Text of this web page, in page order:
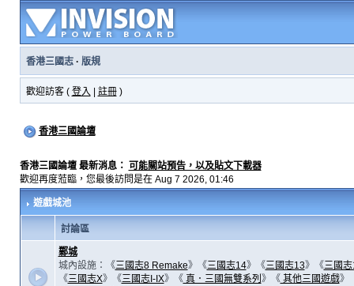
香港三國志· 版規
歡迎訪客 ( 登入 註冊)
香港三國論壇
香港三國論壇 最新消息： 可能關站預告，以及貼文下載器
歡迎再度蒞臨，您最後訪問是在 Aug 7 2026, 01:46
遊戲城池
討論區
鄴城
城內設施：《三國志8 Remake》《三國志14》《三國志13》《三國
《三國志X》《三國志I-IX》《真．三國無雙系列 》《其他三國遊戲》